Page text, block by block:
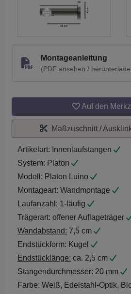
Montageanleitung
(PDF ansehen /
Auf den
Maßzuschnitt /
Artikelart: Innenlaufstangen
System: Platon
Modell: Platon Luino
Montageart: Wandmontage
Laufanzahl: 1-läufig
Trägerart: offener Auflageträger
Wandabstand: 7,5 cm
Endstückform: Kugel
Endstücklänge: ca. 2,5 cm
Stangendurchmesser: 20 mm
Farbe: Weiß, Edelstahl-Optik,